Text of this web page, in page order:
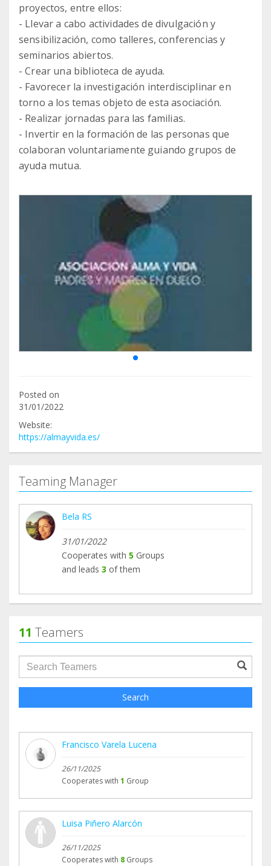
proyectos, entre ellos:
- Llevar a cabo actividades de divulgación y
sensibilización, como talleres, conferencias y
seminarios abiertos.
- Crear una biblioteca de ayuda.
- Favorecer la investigación interdisciplinar en
torno a los temas objeto de esta asociación.
- Realizar jornadas para las familias.
- Invertir en la formación de las personas que
colaboran voluntariamente guiando grupos de
ayuda mutua.
Posted on
31/01/2022
Website:
https://almayvida.es/
Teaming Manager
Bela RS
31/01/2022
Cooperates with 5 Groups
and leads 3 of them
11 Teamers
groupProfile.searchForm.search.text???
Search
Francisco Varela Lucena
26/11/2025
Cooperates with 1 Group
Luisa Piñero Alarcón
26/11/2025
Cooperates with 8 Groups